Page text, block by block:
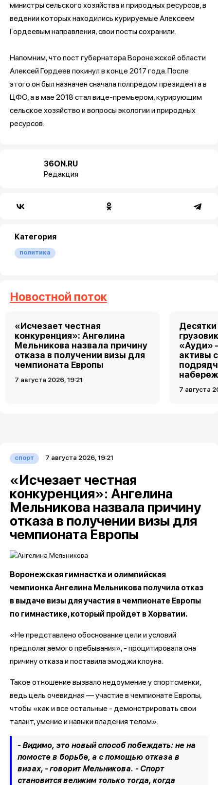
министры сельского хозяйства и природных ресурсов, в
ведении которых находились курируемые Алексеем
Гордеевым направления, свои посты сохранили.
Напомним, что пост губернатора Воронежской области
Алексей Гордеев покинул в конце 2017 года. После
этого он был назначен сначала полпредом президента в
ЦФО, а в мае 2018 стал вице-премьером, курирующим
сельское хозяйство и вопросы экологии и природных
ресурсов.
36ON.RU
Редакция
Категория
политика
Новостной поток
«Исчезает честная
конкуренция»: Ангелина
Мельникова назвала причину
отказа в получении визы для
чемпионата Европы
7 августа 2026, 19:21
«Ауди»
активы
7 августа
спорт 7 августа 2026, 19:21
«Исчезает честная
конкуренция»: Ангелина
Мельникова назвала причину
отказа в получении визы для
чемпионата Европы
Воронежская гимнастка и олимпийская
чемпионка Ангелина Мельникова получила отказ
в выдаче визы для участия в чемпионате Европы
по гимнастике, который пройдет в Хорватии.
«Не представлено обоснование цели и условий
предполагаемого пребывания», - процитировала она
причину отказа и поставила эмоджи клоуна.
Такое отношение вызвало недоумение у спортсменки,
ведь цель очевидная — участие в чемпионате Европы,
чтобы «как и все остальные - демонстрировать свои
талант, умение и навыки владения телом».
- Видимо, это новый способ побеждать: не на
помосте в борьбе, а с помощью отказа в
визах, - говорит Мельникова. - Спорт
становится великим только тогда, когда